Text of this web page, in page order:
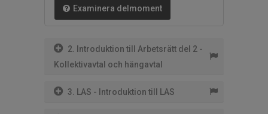
Examinera delmoment
2. Introduktion till Arbetsrätt del 2 -
Kollektivavtal och hängavtal
3. LAS - Introduktion till LAS